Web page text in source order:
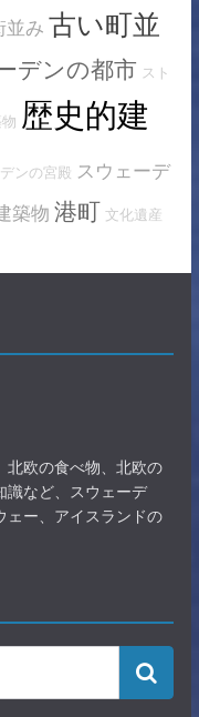
並み 古い町並
デンの都市 スト
歴史的建
ンの宮殿 スウェーデ
築物 港町 文化遺産
北欧の食べ物、北欧の
識など、スウェーデ
ェー、アイスランドの